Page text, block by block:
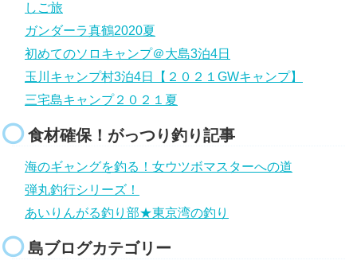
しご旅
ガンダーラ真鶴2020夏
初めてのソロキャンプ＠大島3泊4日
玉川キャンプ村3泊4日【２０２１GWキャンプ】
三宅島キャンプ２０２１夏
食材確保！がっつり釣り記事
海のギャングを釣る！女ウツボマスターへの道
弾丸釣行シリーズ！
あいりんがる釣り部★東京湾の釣り
島ブログカテゴリー